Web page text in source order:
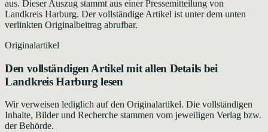
aus. Dieser Auszug stammt aus einer Pressemitteilung von
Landkreis Harburg. Der vollständige Artikel ist unter dem unten
verlinkten Originalbeitrag abrufbar.
Originalartikel
Den vollständigen Artikel mit allen Details bei
Landkreis Harburg lesen
Wir verweisen lediglich auf den Originalartikel. Die vollständigen
Inhalte, Bilder und Recherche stammen vom jeweiligen Verlag bzw.
der Behörde.